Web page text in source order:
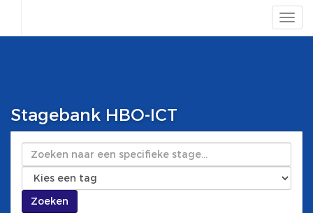
Stagebank HBO-ICT
Zoeken
Zoeken